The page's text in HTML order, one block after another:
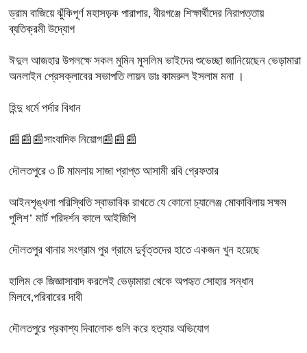
ড্রাম বাজিয়ে ঝুঁকিপূর্ণ মহাসড়ক পারাপার, বীরগঞ্জে শিক্ষার্থীদের নিরাপত্তায়
ব্যতিক্রমী উদ্যোগ
ঈদুল আজহার উপলক্ষে সকল মুমিন মুসলিম ভাইদের শুভেচ্ছা জানিয়েছেন ভেড়ামারা
অনলাইন প্রেসক্লাবের সভাপতি লায়ন ডাঃ কামরুল ইসলাম মনা ।
হিন্দু ধর্মে পর্দার বিধান
📰📰📰সাংবাদিক নিয়োগ📰📰📰
দৌলতপুরে ৩ টি মামলায় সাজা প্রাপ্ত আসামী রবি গ্রেফতার
আইনশৃঙ্খলা পরিস্থিতি স্বাভাবিক রাখতে যে কোনো চ্যালেঞ্জ মোকাবিলায় সক্ষম
পুলিশ’ মার্ট পরিদর্শন কালে আইজিপি
দৌলতপুর থানার সংগ্রাম পুর গ্রামে দুর্বৃত্তদের হাতে একজন খুন হয়েছে
হালিম কে জিজ্ঞাসাবাদ করলেই ভেড়ামারা থেকে অপহৃত সোহার সন্ধান
মিলবে,পরিবারের দাবী
দৌলতপুরে প্রকাশ্য দিবালোক গুলি করে হত্যার অভিযোগ